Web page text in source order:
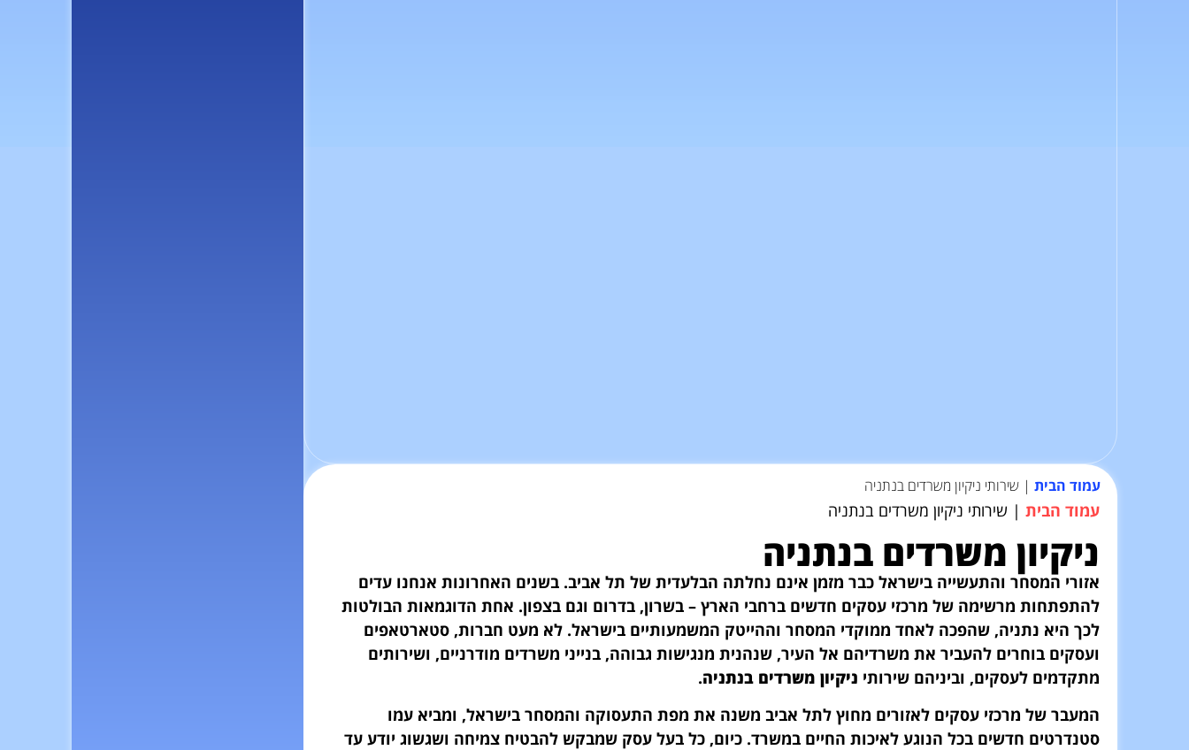
עמוד הבית| שירותי ניקיון משרדים בנתניה
עמוד הבית| שירותי ניקיון משרדים בנתניה
ניקיון משרדים בנתניה
אזורי המסחר והתעשייה בישראל כבר מזמן אינם נחלתה הבלעדית של תל אביב. בשנים האחרונות אנחנו עדים
להתפתחות מרשימה של מרכזי עסקים חדשים ברחבי הארץ – בשרון, בדרום וגם בצפון. אחת הדוגמאות הבולטות
לכך היא נתניה, שהפכה לאחד ממוקדי המסחר וההייטק המשמעותיים בישראל. לא מעט חברות, סטארטאפים
ועסקים בוחרים להעביר את משרדיהם אל העיר, שנהנית מנגישות גבוהה, בנייני משרדים מודרניים, ושירותים
מתקדמים לעסקים, וביניהם שירותי ניקיון משרדים בנתניה.
המעבר של מרכזי עסקים לאזורים מחוץ לתל אביב משנה את מפת התעסוקה והמסחר בישראל, ומביא עמו
סטנדרטים חדשים בכל הנוגע לאיכות החיים במשרד. כיום, כל בעל עסק שמבקש להבטיח צמיחה ושגשוג יודע עד